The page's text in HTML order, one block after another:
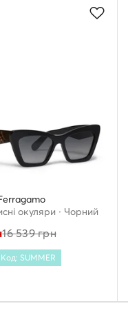
окуляри · Чорний
16 539грн
SUMMER